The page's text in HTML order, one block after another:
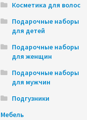
Косметика для волос
Подарочные наборы
для детей
Подарочные наборы
для женщин
Подарочные наборы
для мужчин
Подгузники
Мебель